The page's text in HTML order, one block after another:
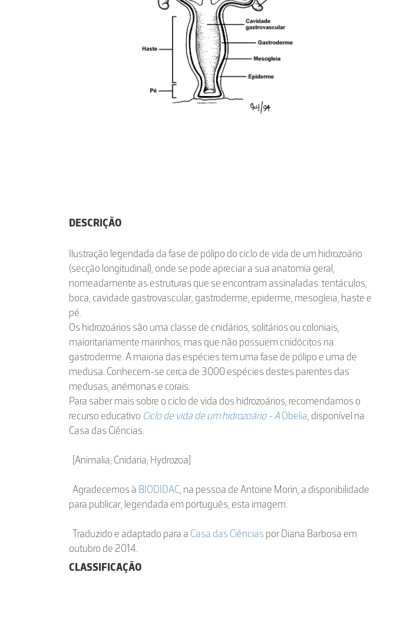
DESCRIÇÃO
Ilustração legendada da fase de pólipo do ciclo de vida de um hidrozoário
(secção longitudinal), onde se pode apreciar a sua anatomia geral,
nomeadamente as estruturas que se encontram assinaladas: tentáculos,
boca, cavidade gastrovascular, gastroderme, epiderme, mesogleia, haste e
pé.
Os hidrozoários são uma classe de cnidários, solitários ou coloniais,
maioritariamente marinhos, mas que não possuem cnidócitos na
gastroderme. A maioria das espécies tem uma fase de pólipo e uma de
medusa. Conhecem-se cerca de 3000 espécies destes parentes das
medusas, anémonas e corais.
Para saber mais sobre o ciclo de vida dos hidrozoários, recomendamos o
recurso educativo Ciclo de vida de um hidrozoário - AObelia, disponível na
Casa das Ciências.
[Animalia; Cnidaria; Hydrozoa]
Agradecemos à BIODIDAC, na pessoa de Antoine Morin, a disponibilidade
para publicar, legendada em português, esta imagem.
Traduzido e adaptado para a Casa das Ciências por Diana Barbosa em
outubro de 2014.
CLASSIFICAÇÃO